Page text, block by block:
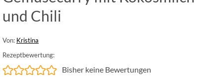
und Chili
Von: Kristina
Rezeptbewertung:
Bisher keine Bewertungen